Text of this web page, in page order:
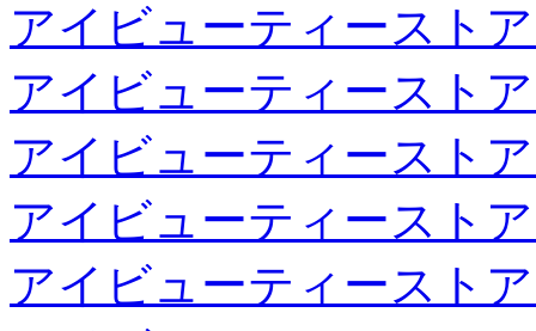
アイビューティースト
アイビューティースト
アイビューティースト
アイビューティースト
アイビューティースト